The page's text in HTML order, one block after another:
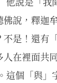
說，釋迦
是！還有
在裡面共
這個「與」